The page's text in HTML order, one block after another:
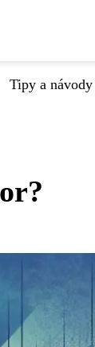
Tipy a návody